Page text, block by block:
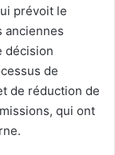
prévoit le
anciennes
décision
de
de réduction de
qui ont